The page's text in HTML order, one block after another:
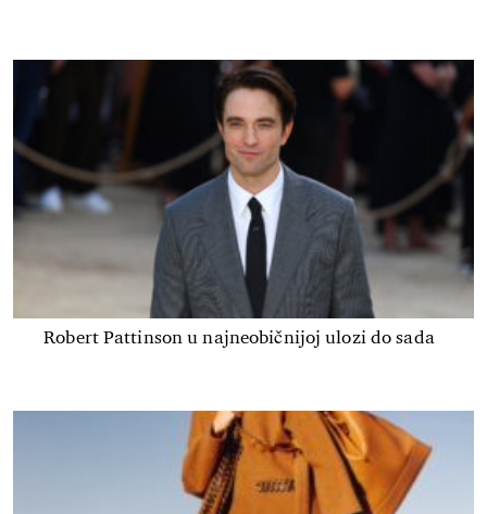
Robert Pattinson u najneobičnijoj ulozi do sada